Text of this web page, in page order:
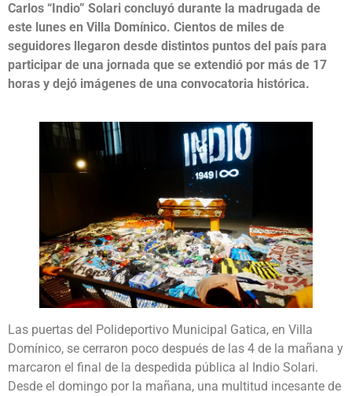
Carlos “Indio” Solari concluyó durante la madrugada de
este lunes en Villa Domínico. Cientos de miles de
seguidores llegaron desde distintos puntos del país para
participar de una jornada que se extendió por más de 17
horas y dejó imágenes de una convocatoria histórica.
Las puertas del Polideportivo Municipal Gatica, en Villa
Domínico, se cerraron poco después de las 4 de la mañana y
marcaron el final de la despedida pública al Indio Solari.
Desde el domingo por la mañana, una multitud incesante de